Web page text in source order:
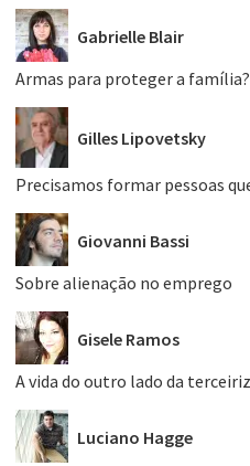
Gabrielle Blair
Armas para proteger a família?
Gilles Lipovetsky
Precisamos formar pessoas
Giovanni Bassi
Sobre alienação no emprego
Gisele Ramos
A vida do outro lado da
Luciano Hagge